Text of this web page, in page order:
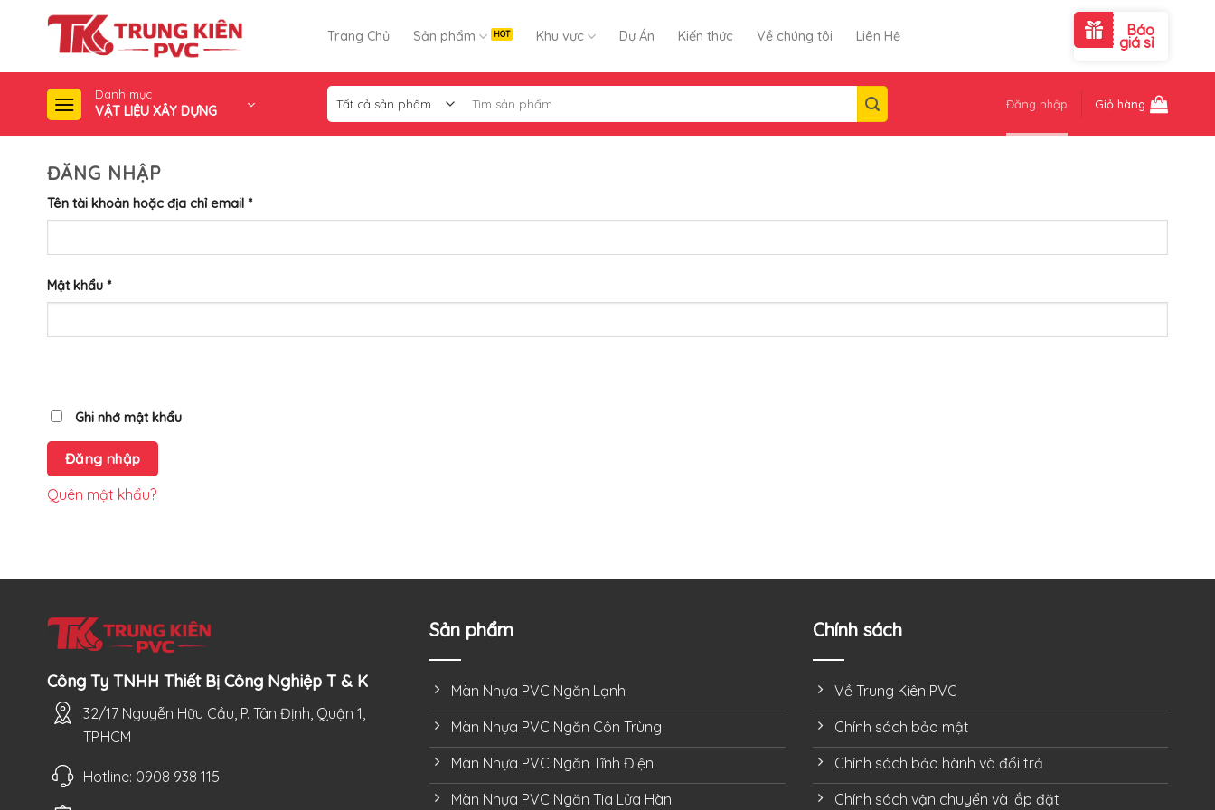
Trang Chủ Sản phẩm Khu vực Dự Án Kiến thức Về chúng tôi Liên Hệ Báo
giá sỉ
Danh mục
VẬT LIỆU XÂY DỰNG
kiếm:
Đăng nhập Giỏ hàng
ĐĂNG NHẬP
Tên tài khoản hoặc địa chỉ email *
Mật khẩu *
Ghi nhớ mật khẩu
Đăng nhập
Quên mật khẩu?
Công Ty TNHH Thiết Bị Công Nghiệp T & K
32/17 Nguyễn Hữu Cầu, P. Tân Định, Quận 1,
TP.HCM
Hotline: 0908 938 115
Sản phẩm
Màn Nhựa PVC Ngăn Lạnh
Màn Nhựa PVC Ngăn Côn Trùng
Màn Nhựa PVC Ngăn Tĩnh Điện
Màn Nhựa PVC Ngăn Tia Lửa Hàn
Chính sách
Về Trung Kiên PVC
Chính sách bảo mật
Chính sách bảo hành và đổi trả
Chính sách vận chuyển và lắp đặt